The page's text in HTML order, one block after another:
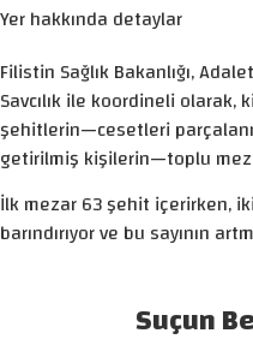
Yer hakkında detaylar
Filistin Sağlık Bakanlığı,
Savcılık ile koordineli
şehitlerin—cesetleri
getirilmiş kişilerin—toplu
İlk mezar 63 şehit içerirken,
barındırıyor ve bu sayının
Suçun